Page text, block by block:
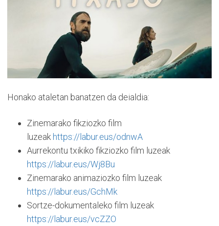
Honako ataletan banatzen da deialdia:
Zinemarako fikziozko film
luzeak https://labur.eus/odnwA
Aurrekontu txikiko fikziozko film luzeak
https://labur.eus/Wj8Bu
Zinemarako animaziozko film luzeak
https://labur.eus/GchMk
Sortze-dokumentaleko film luzeak
https://labur.eus/vcZZO